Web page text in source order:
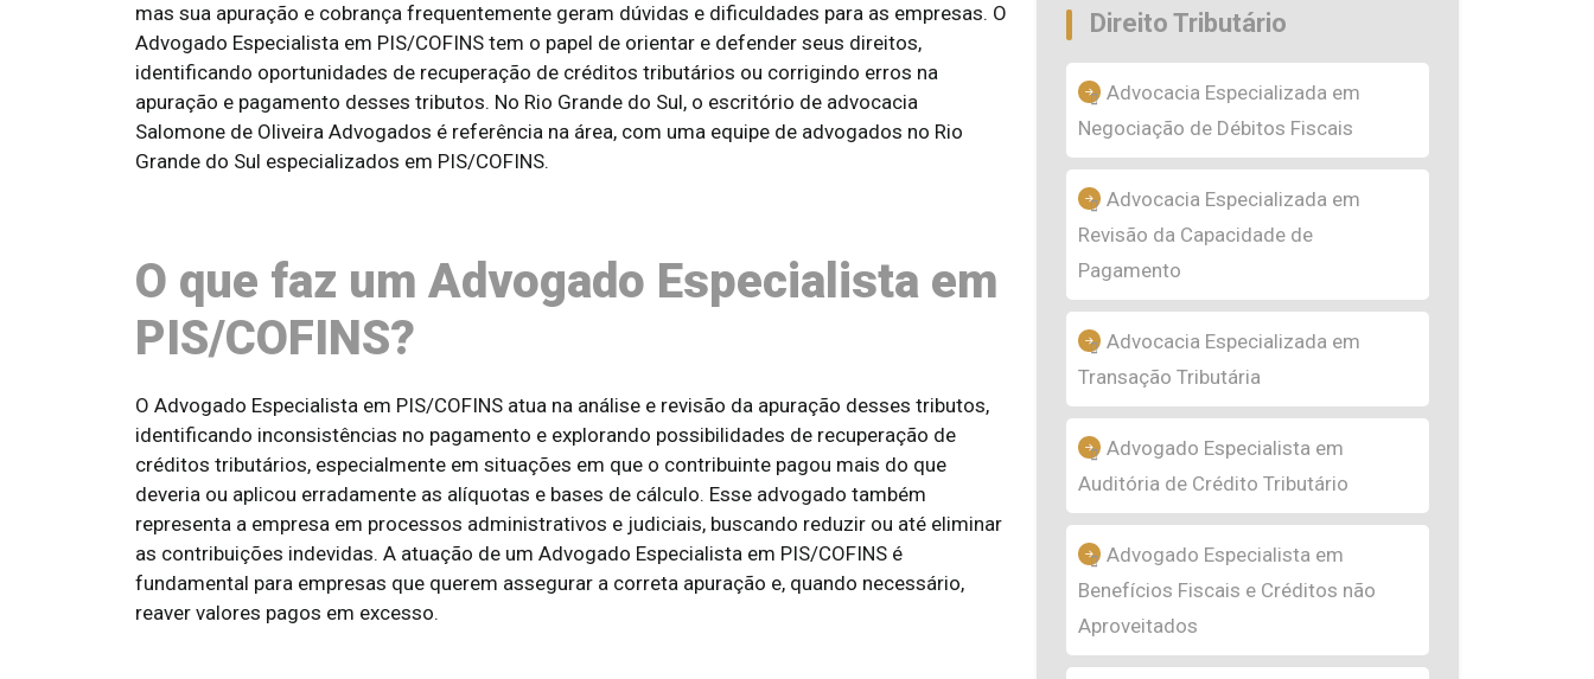
mas sua apuração e cobrança frequentemente geram dúvidas e dificuldades para as empresas. O
Advogado Especialista em PIS/COFINS tem o papel de orientar e defender seus direitos,
identificando oportunidades de recuperação de créditos tributários ou corrigindo erros na
apuração e pagamento desses tributos. No Rio Grande do Sul, o escritório de advocacia
Salomone de Oliveira Advogados é referência na área, com uma equipe de advogados no Rio
Grande do Sul especializados em PIS/COFINS.
O que faz um Advogado Especialista em
PIS/COFINS?
O Advogado Especialista em PIS/COFINS atua na análise e revisão da apuração desses tributos,
identificando inconsistências no pagamento e explorando possibilidades de recuperação de
créditos tributários, especialmente em situações em que o contribuinte pagou mais do que
deveria ou aplicou erradamente as alíquotas e bases de cálculo. Esse advogado também
representa a empresa em processos administrativos e judiciais, buscando reduzir ou até eliminar
as contribuições indevidas. A atuação de um Advogado Especialista em PIS/COFINS é
fundamental para empresas que querem assegurar a correta apuração e, quando necessário,
reaver valores pagos em excesso.
Direito Tributário
Advocacia Especializada em
Negociação de Débitos Fiscais
Advocacia Especializada em
Revisão da Capacidade de
Pagamento
Advocacia Especializada em
Transação Tributária
Advogado Especialista em
Auditória de Crédito Tributário
Advogado Especialista em
Benefícios Fiscais e Créditos não
Aproveitados